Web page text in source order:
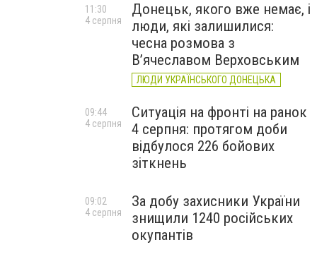
Донецьк, якого вже немає, і
люди, які залишилися:
чесна розмова з
В’ячеславом Верховським
ЛЮДИ УКРАЇНСЬКОГО ДОНЕЦЬКА
11:30
4 серпня
Ситуація на фронті на ранок
4 серпня: протягом доби
відбулося 226 бойових
зіткнень
09:44
4 серпня
За добу захисники України
знищили 1240 російських
окупантів
09:02
4 серпня